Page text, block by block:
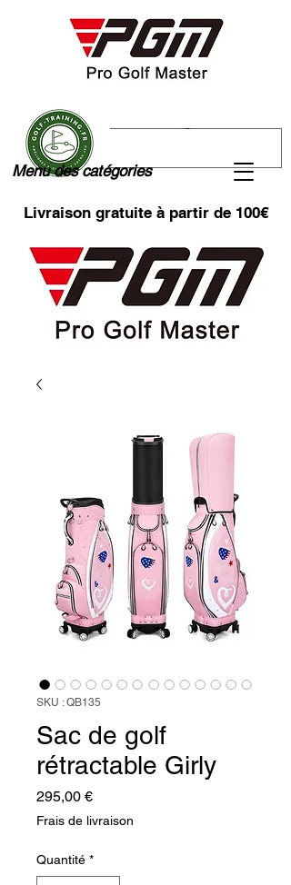
Menu des catégories
Livraison gratuite à partir de 100€
SKU : QB135
Sac de golf
rétractable Girly
295,00 €Prix
Frais de livraison
Quantité *